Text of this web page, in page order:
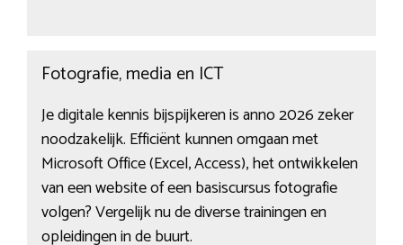
Fotografie, media en ICT
Je digitale kennis bijspijkeren is anno 2026 zeker
noodzakelijk. Efficiënt kunnen omgaan met
Microsoft Office (Excel, Access), het ontwikkelen
van een website of een basiscursus fotografie
volgen? Vergelijk nu de diverse trainingen en
opleidingen in de buurt.